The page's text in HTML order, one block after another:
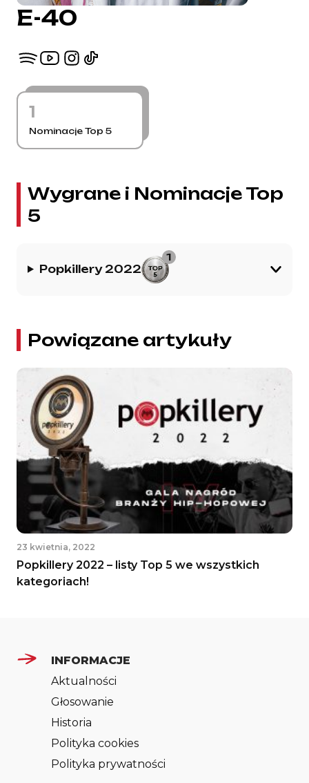
E-40
1
Nominacje Top 5
Wygrane i Nominacje Top
5
Popkillery 2022
1
Powiązane artykuły
23 kwietnia, 2022
Popkillery 2022 – listy Top 5 we wszystkich
kategoriach!
INFORMACJE
Aktualności
Głosowanie
Historia
Polityka cookies
Polityka prywatności